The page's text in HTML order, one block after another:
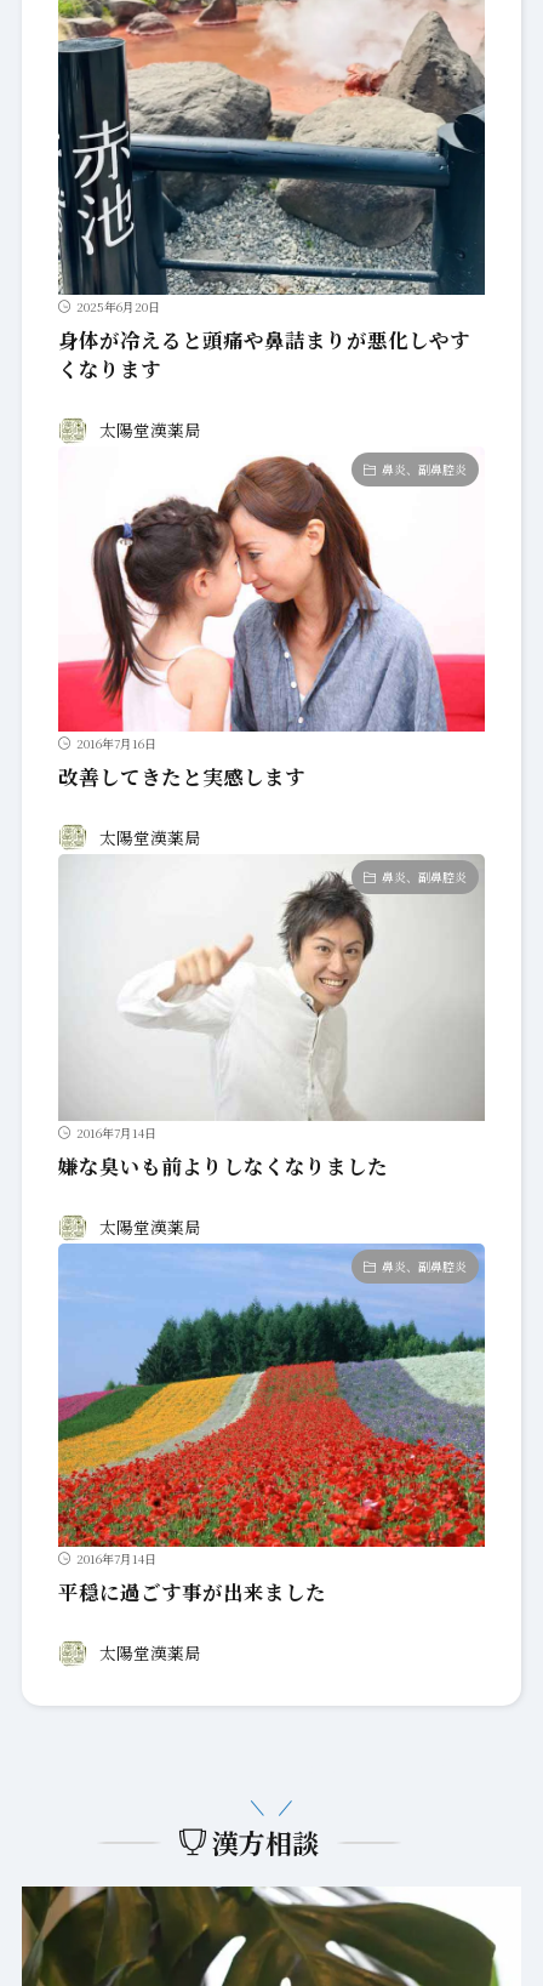
2025年6月20日
身体が冷えると頭痛や鼻詰まりが悪化しやす
くなります
太陽堂漢薬局
鼻炎、副鼻腔炎
2016年7月16日
改善してきたと実感します
太陽堂漢薬局
鼻炎、副鼻腔炎
2016年7月14日
嫌な臭いも前よりしなくなりました
太陽堂漢薬局
鼻炎、副鼻腔炎
2016年7月14日
平穏に過ごす事が出来ました
太陽堂漢薬局
漢方相談